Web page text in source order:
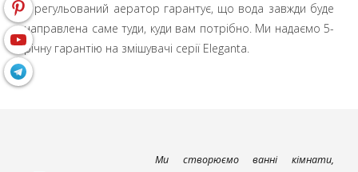
а регульований аератор гарантує, що вода завжди буде
направлена саме туди, куди вам потрібно. Ми надаємо 5-
річну гарантію на змішувачі серії Eleganta.
Ми створюємо ванні кімнати,